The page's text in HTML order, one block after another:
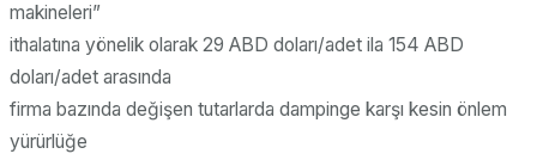
makineleri”
ithalatına yönelik olarak 29 ABD doları/adet ila 154 ABD
doları/adet arasında
firma bazında değişen tutarlarda dampinge karşı kesin önlem
yürürlüğe